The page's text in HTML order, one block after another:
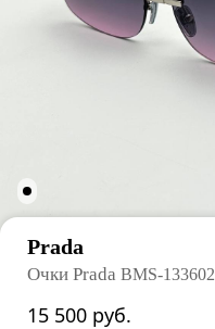
Prada
Очки Prada BMS-133602
15 500 руб.